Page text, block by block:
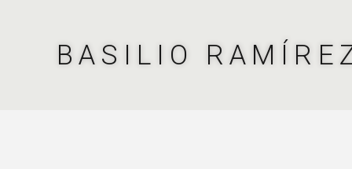
BASILIO